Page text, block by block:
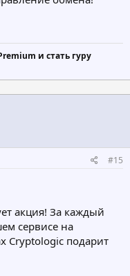
и стать гуру
#15
акция! За каждый
сервисе на
Cryptologic подарит